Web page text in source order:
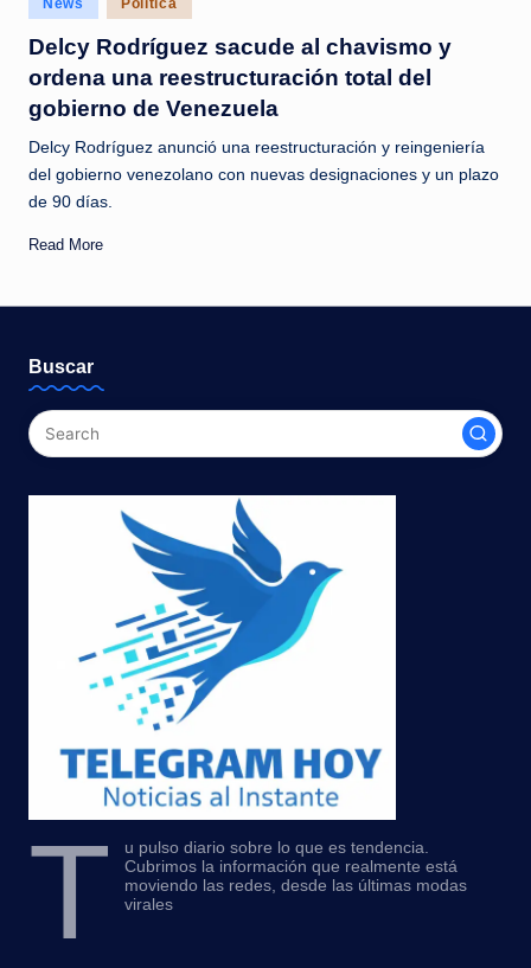
c
i
a
s
a
l
i
t
a
n
in
News Política
Delcy Rodríguez sacude al chavismo y
ordena una reestructuración total del
gobierno de Venezuela
Delcy Rodríguez anunció una reestructuración y reingeniería
del gobierno venezolano con nuevas designaciones y un plazo
de 90 días.
Read More
Buscar
T
u pulso diario sobre lo que es tendencia.
Cubrimos la información que realmente está
moviendo las redes, desde las últimas modas
virales